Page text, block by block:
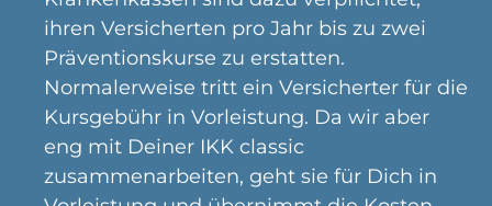
ihren Versicherten pro Jahr bis zu zwei
Präventionskurse zu erstatten.
Normalerweise tritt ein Versicherter für die
Kursgebühr in Vorleistung. Da wir aber
eng mit Deiner IKK classic
zusammenarbeiten, geht sie für Dich in